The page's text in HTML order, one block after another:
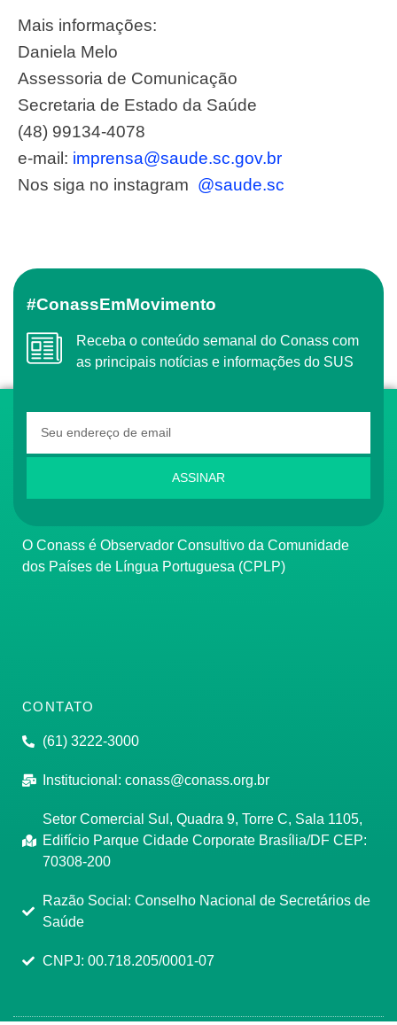
Mais informações:
Daniela Melo
Assessoria de Comunicação
Secretaria de Estado da Saúde
(48) 99134-4078
e-mail: imprensa@saude.sc.gov.br
Nos siga no instagram @saude.sc
#ConassEmMovimento
Receba o conteúdo semanal do Conass com
as principais notícias e informações do SUS
ASSINAR
O Conass é Observador Consultivo da Comunidade
dos Países de Língua Portuguesa (CPLP)
CONTATO
(61) 3222-3000
Institucional: conass@conass.org.br
Setor Comercial Sul, Quadra 9, Torre C, Sala 1105,
Edifício Parque Cidade Corporate Brasília/DF CEP:
70308-200
Razão Social: Conselho Nacional de Secretários de
Saúde
CNPJ: 00.718.205/0001-07